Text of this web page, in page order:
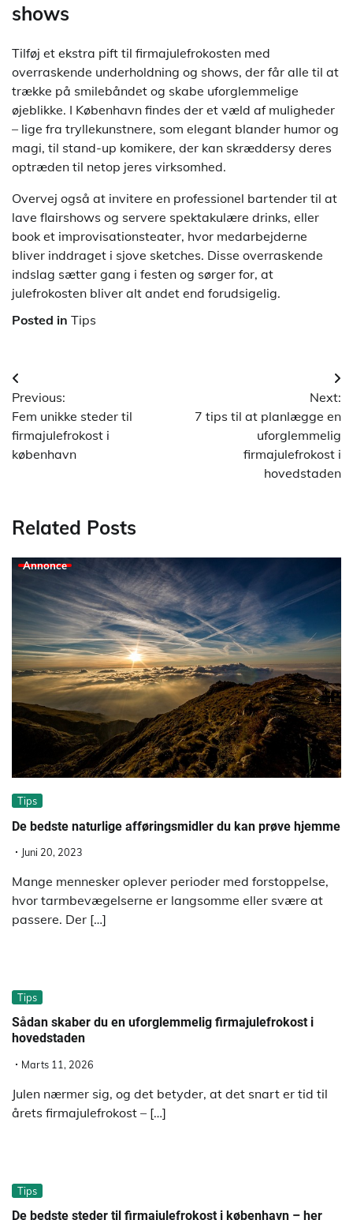
shows
Tilføj et ekstra pift til firmajulefrokosten med
overraskende underholdning og shows, der får alle til at
trække på smilebåndet og skabe uforglemmelige
øjeblikke. I København findes der et væld af muligheder
– lige fra tryllekunstnere, som elegant blander humor og
magi, til stand-up komikere, der kan skræddersy deres
optræden til netop jeres virksomhed.
Overvej også at invitere en professionel bartender til at
lave flairshows og servere spektakulære drinks, eller
book et improvisationsteater, hvor medarbejderne
bliver inddraget i sjove sketches. Disse overraskende
indslag sætter gang i festen og sørger for, at
julefrokosten bliver alt andet end forudsigelig.
Posted in Tips
Indlægsnavigation
Previous:
Fem unikke steder til
firmajulefrokost i
københavn
Next:
7 tips til at planlægge en
uforglemmelig
firmajulefrokost i
hovedstaden
Related Posts
Annonce
Tips
De bedste naturlige afføringsmidler du kan prøve hjemme
Juni 20, 2023
Mange mennesker oplever perioder med forstoppelse,
hvor tarmbevægelserne er langsomme eller svære at
passere. Der […]
Tips
Sådan skaber du en uforglemmelig firmajulefrokost i
hovedstaden
Marts 11, 2026
Julen nærmer sig, og det betyder, at det snart er tid til
årets firmajulefrokost – […]
Tips
De bedste steder til firmajulefrokost i københavn – her